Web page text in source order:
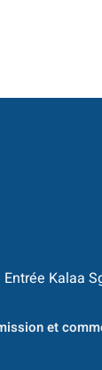
Kalaa
et